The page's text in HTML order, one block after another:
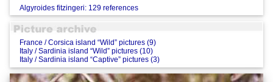
Algyroides fitzingeri: 129 references
France / Corsica island “Wild” pictures (9)
Italy / Sardinia island “Wild” pictures (10)
Italy / Sardinia island “Captive” pictures (3)